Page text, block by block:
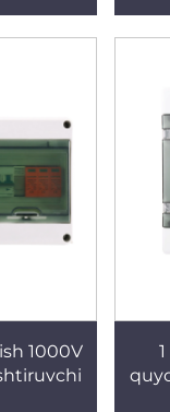
1000V